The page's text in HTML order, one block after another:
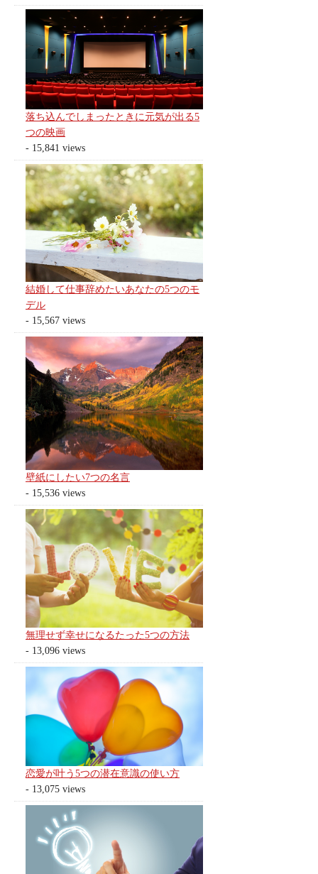
落ち込んでしまったときに元気が出る5
つの映画
- 15,841 views
結婚して仕事辞めたいあなたの5つのモ
デル
- 15,567 views
壁紙にしたい7つの名言
- 15,536 views
無理せず幸せになるたった5つの方法
- 13,096 views
恋愛が叶う5つの潜在意識の使い方
- 13,075 views